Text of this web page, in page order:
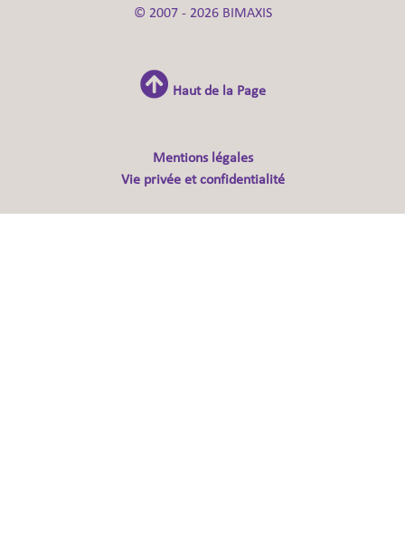
© 2007 - 2026 BIMAXIS
Haut de la Page
Mentions légales
Vie privée et confidentialité